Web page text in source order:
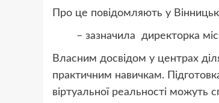
Про це повідомляють у
– зазначила директорка
Власним досвідом у центрах
практичним навичкам.
віртуальної реальності можуть